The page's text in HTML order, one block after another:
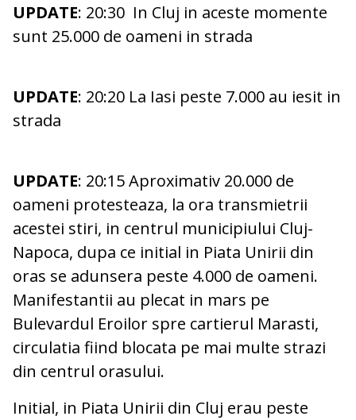
UPDATE: 20:30 In Cluj in aceste momente
sunt 25.000 de oameni in strada
UPDATE: 20:20 La Iasi peste 7.000 au iesit in
strada
UPDATE: 20:15 Aproximativ 20.000 de
oameni protesteaza, la ora transmietrii
acestei stiri, in centrul municipiului Cluj-
Napoca, dupa ce initial in Piata Unirii din
oras se adunsera peste 4.000 de oameni.
Manifestantii au plecat in mars pe
Bulevardul Eroilor spre cartierul Marasti,
circulatia fiind blocata pe mai multe strazi
din centrul orasului.
Initial, in Piata Unirii din Cluj erau peste